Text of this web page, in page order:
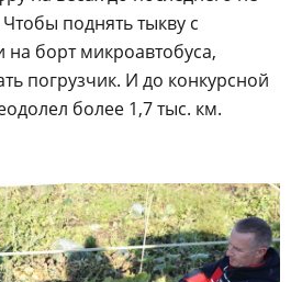
поднять тыкву с
борт микроавтобуса,
погрузчик. И до конкурсной
более 1,7 тыс. км.